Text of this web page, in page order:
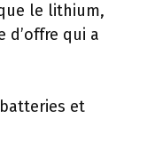
le lithium,
qui a
et